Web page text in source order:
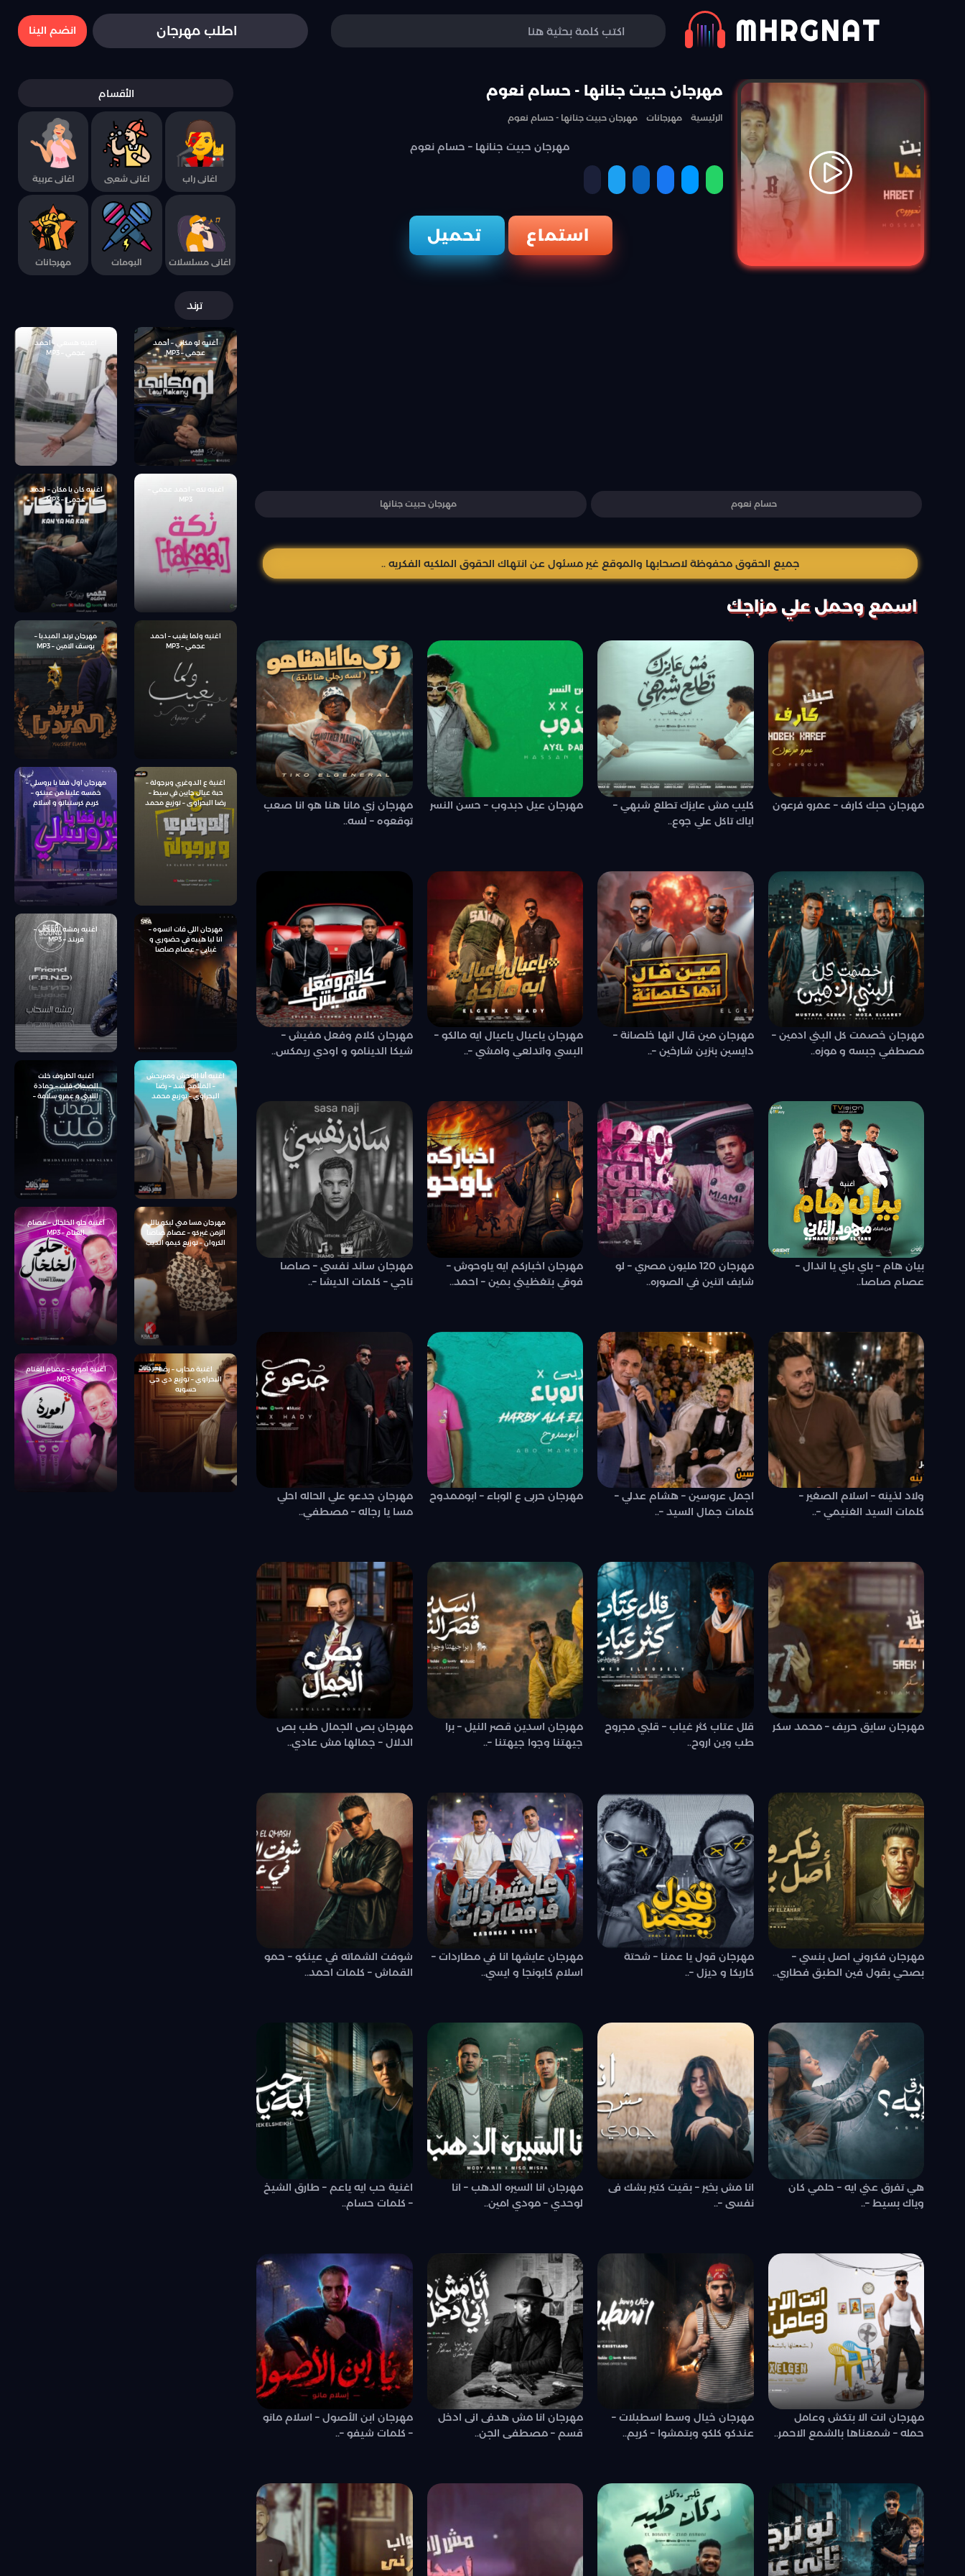
MHRGNAT اطلب مهرجان انضم الينا
مهرجان حبيت جنانها - حسام نعوم
الرئيسية مهرجانات مهرجان حبيت جنانها - حسام نعوم
مهرجان حبيت جنانها – حسام نعوم
استماع تحميل
حسام نعوم مهرجان حبيت جنانها
جميع الحقوق محفوظة لاصحابها والموقع غير مسئول عن انتهاك الحقوق الملكيه الفكريه ..
اسمع وحمل علي مزاجك
مهرجان حبك كارف – عمرو فرعون
كليب مش عايزك تطلع شبهي –
اياك تاكل علي جوع..
مهرجان عيل دبدوب – حسن النسر
مهرجان زي مانا هنا هو انا صعب
توقعوه – لسه..
مهرجان خصمت كل البني ادمين –
مصطفي جبسه و موزه..
مهرجان مين قال انها خلصانة –
دايسين بنزين شارخين –..
مهرجان ياعيال ياعيال ايه مالكو –
البسي واتدلعي وامشي –..
مهرجان كلام وفعل مفيش –
شيكا الدينامو و اودي ريمكس..
بيان هام – باي باي يا اندال –
عصام صاصا..
مهرجان 120 مليون مصري – لو
شايف اتنين في الصوره..
مهرجان اخباركم ايه ياوحوش –
فوقي بتغظيني بمين – احمد..
مهرجان ساند نفسي – صاصا
ناجي – كلمات الديشا –..
ولاد لذينه – اسلام الصغير –
كلمات السيد الغنيمي –..
اجمل عروسين – هشام عدلي –
كلمات جمال السيد –..
مهرجان حربى ع الوباء – ابوممدوح
مهرجان جدعو علي الحاله احلي
مسا يا رجاله – مصطفي..
مهرجان سايق حريف – محمد سكر
قلل عتاب كثر غياب – قلبي مجروح
طب وين اروح..
مهرجان اسدين قصر النيل – برا
جيهتنا وجوا جيهتنا –..
مهرجان بص الجمال طب بص
الدلال – جمالها مش عادي..
مهرجان فكروني اصل بنسي –
بصحي بقول فين الطبق فطاري..
مهرجان قول يا عمنا – شحتة
كاريكا و ديزل –..
مهرجان عايشها انا في مطاردات –
اسلام كابونجا و ايسي..
شوفت الشماته في عينكو – حمو
القماش – كلمات احمد..
هي تفرق عني ايه – حلمي كان
وياك بسيط –..
انا مش بخير – بقيت كتير بشك فى
نفسى –..
مهرجان انا السيره الدهب – انا
لوحدي – مودي امين..
اغنية حب ايه ياعم – طارق الشيخ
– كلمات حسام..
مهرجان انت الا بتكش وعامل
حمله – شمعناها بالشمع الاحمر..
مهرجان خيال وسط اسطبلات –
عندكو كلكو وبتمشوا – كريم..
مهرجان انا مش هدفى انى ادخل
قسم – مصطفى الجن..
مهرجان ابن الأصول – اسلام مانو
– كلمات شيفو –..
الأقسام
اغانى راب اغانى شعبى اغانى عربية
اغانى مسلسلات البومات مهرجانات
ترند
أغنيه لو مكاني – أحمد
عجمي – MP3
اعنيه هسعي – احمد
اغنيه تكه – احمد عجمي –
MP3
اغنيه كان يا مكان – احمد
عجمي – MP3
اغنيه ولما يغيب – احمد
عجمي – MP3
مهرجان ترند الميديا –
يوسف الامين – MP3
اغنية ع الدوغري وبرجولة –
حبة عيال جايين في سيط –
رضا البحراوى – توزيع محمد
حريقة
مهرجان اول قفا يا بروسلي –
خمسه علينا من عينكو –
كريم كرستيانو و اسلام
كابونجا – توزيع يوسف اوشا
مهرجان اللي فات انسوه –
انا ليا هيبه في حضوري و
غيابي – عصام صاصا
الكروان – كلمات محمود
سوستا – توزيع كيمو الديب
اغنيه رمشه السحاب –
فريند – MP3
اغنيه أنا الوحش ومبريحش
– الملامح أسد – رضا
البحراوي – توزيع محمد
حريقة
اغنيه الظروف خلت
الصحاب قلت – حمادة
الليثى و عمرو سلامة –
توزيع شيتدي وخليل
مهرجان مسا مني ليكو ياللي
الزمن غيركو – عصام صاصا
الكروان – توزيع كيمو الديب
انتاج كراكيب انترتينمنت
اغنية حلو الخلخال – عصام
الغنام – MP3
اغنية محارب – رضا
البحراوي – توزيع دي جي
حسوبه
اغنية امورة – عصام الغنام
– MP3